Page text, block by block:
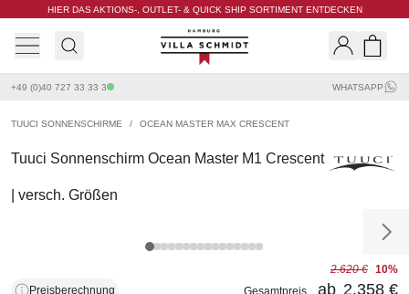
HIER DAS AKTIONS-, OUTLET- & QUICK SHIP SORTIMENT ENTDECKEN
Villa Schmidt
+49 (0)40 727 33 33 3 WHATSAPP
TUUCI SONNENSCHIRME / OCEAN MASTER MAX CRESCENT
Tuuci Sonnenschirm Ocean Master M1 Crescent
| versch. Größen
Preisberechnung
2.620 € 10%
Gesamtpreis
ab 2.358 €